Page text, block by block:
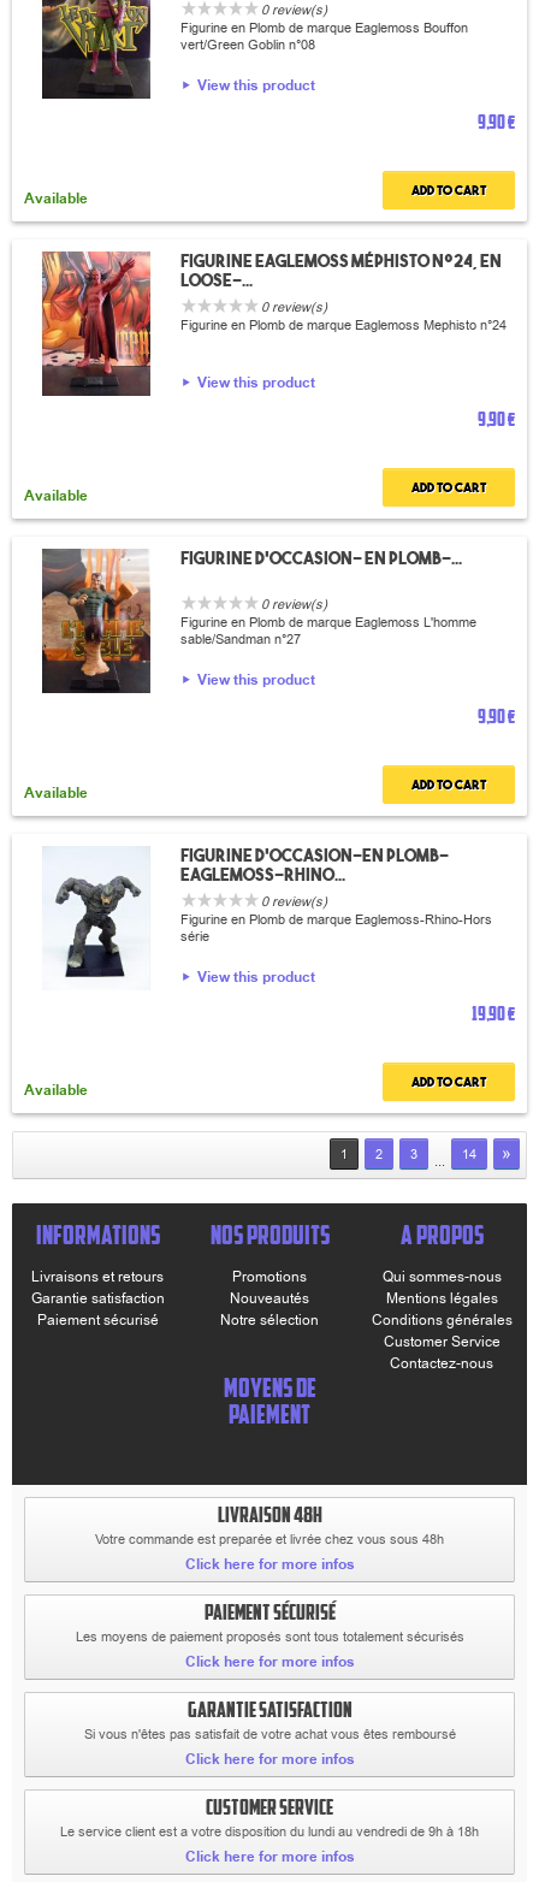
0 review(s)
Figurine en Plomb de marque Eaglemoss Bouffon
vert/Green Goblin n°08
View this product
9,90 €
Available Add to cart
Figurine Eaglemoss Méphisto n°24, en
loose-...
0 review(s)
Figurine en Plomb de marque Eaglemoss Mephisto n°24
View this product
9,90 €
Available Add to cart
Figurine d'occasion- en plomb-...
0 review(s)
Figurine en Plomb de marque Eaglemoss L'homme
sable/Sandman n°27
View this product
9,90 €
Available Add to cart
Figurine d'occasion-en plomb-
Eaglemoss-Rhino...
0 review(s)
Figurine en Plomb de marque Eaglemoss-Rhino-Hors
série
View this product
19,90 €
Available Add to cart
1 2 3 ... 14 »
INFORMATIONS
Livraisons et retours
Garantie satisfaction
Paiement sécurisé
NOS PRODUITS
Promotions
Nouveautés
Notre sélection
A PROPOS
Qui sommes-nous
Mentions légales
Conditions générales
Customer Service
Contactez-nous
MOYENS DE
PAIEMENT
LIVRAISON 48H
Votre commande est preparée et livrée chez vous sous 48h
Click here for more infos
PAIEMENT SÉCURISÉ
Les moyens de paiement proposés sont tous totalement sécurisés
Click here for more infos
GARANTIE SATISFACTION
Si vous n'êtes pas satisfait de votre achat vous êtes remboursé
Click here for more infos
CUSTOMER SERVICE
Le service client est a votre disposition du lundi au vendredi de 9h à 18h
Click here for more infos